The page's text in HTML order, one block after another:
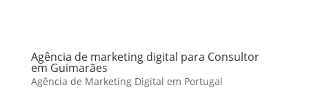
Agência de marketing digital para Consultor
em Guimarães
Agência de Marketing Digital em Portugal